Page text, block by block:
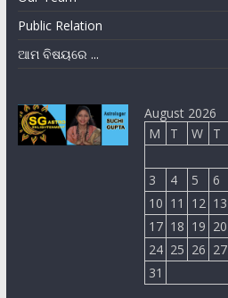
Public Relation
ଆମ ବିଷୟରେ ...
August 2026
M
T W T
3
4 5 6
10 11 12 13
17 18 19 20
24 25 26 27
31